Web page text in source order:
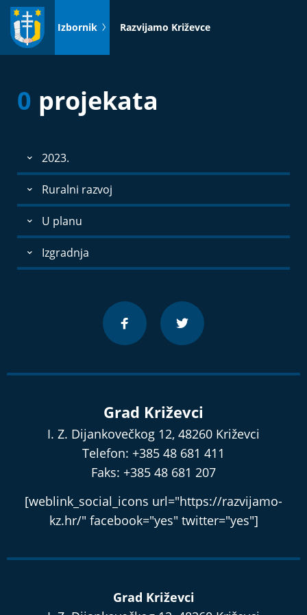
Idi
sadržaj
Izbornik Razvijamo Križevce
0 projekata
2023.
Ruralni razvoj
U planu
Izgradnja
Grad Križevci
I. Z. Dijankovečkog 12, 48260 Križevci
Telefon: +385 48 681 411
Faks: +385 48 681 207
[weblink_social_icons url="https://razvijamo-
kz.hr/" facebook="yes" twitter="yes"]
Grad Križevci